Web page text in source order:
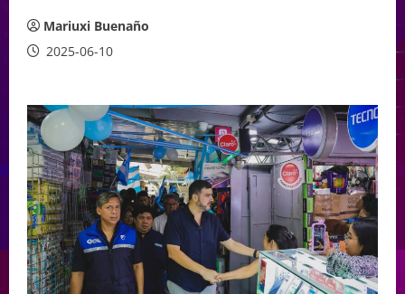
Mariuxi Buenaño
2025-06-10